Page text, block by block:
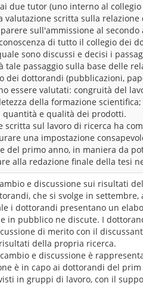
due tutor (uno interno al collegio
valutazione scritta sulla
sull'ammissione al
di tutto il collegio dei
sono discussi e decisi i
tale passaggio sulla base delle
dei dottorandi (pubblicazioni,
essere valutati: congruità del
della formazione
e qualità dei prodotti.
scritta sul lavoro di ricerca ha
una impostazione
del primo anno, in maniera da
alla redazione finale della tesi
e discussione sui risultati
che si svolge in settembre,
i dottorandi presentano un
in pubblico ne discute. I
di merito con il
della propria ricerca.
e discussione è
è in capo ai dottorandi del
in gruppi di lavoro, con il